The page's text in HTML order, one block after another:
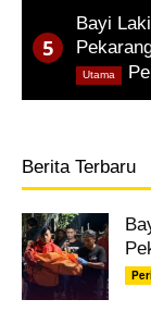
Bayi
Utama
Berita Terbaru